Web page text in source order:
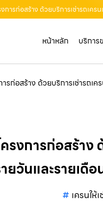
การก่อสร้าง ด้วยบริการเช่ารถเคร
หน้าหลัก บริการ
รก่อสร้าง ด้วยบริการเช่ารถเ
รงการก่อสร้า
ยวันและรายเดื
เครนให้